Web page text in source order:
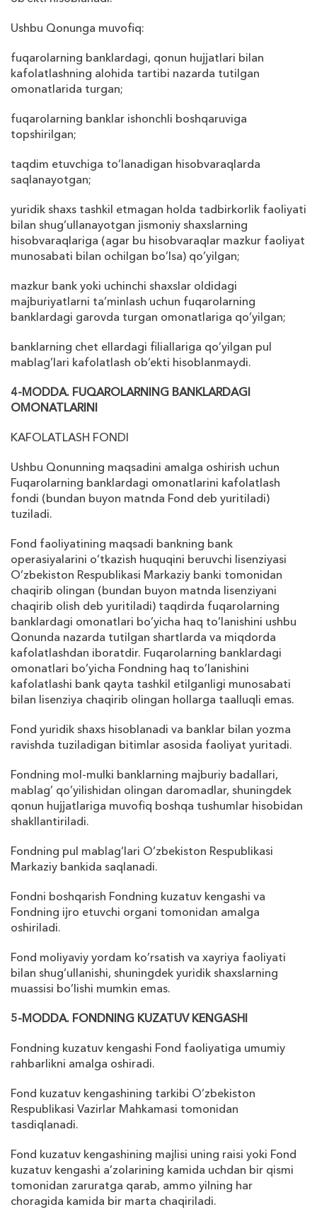
Ushbu Qonunga muvofiq:
fuqarolarning banklardagi, qonun hujjatlari bilan
kafolatlashning alohida tartibi nazarda tutilgan
omonatlarida turgan;
fuqarolarning banklar ishonchli boshqaruviga
topshirilgan;
taqdim etuvchiga to’lanadigan hisobvaraqlarda
saqlanayotgan;
yuridik shaхs tashkil etmagan holda tadbirkorlik faoliyati
bilan shug’ullanayotgan jismoniy shaхslarning
hisobvaraqlariga (agar bu hisobvaraqlar mazkur faoliyat
munosabati bilan ochilgan bo’lsa) qo’yilgan;
mazkur bank yoki uchinchi shaхslar oldidagi
majburiyatlarni ta’minlash uchun fuqarolarning
banklardagi garovda turgan omonatlariga qo’yilgan;
banklarning chet ellardagi filiallariga qo’yilgan pul
mablag’lari kafolatlash ob’ekti hisoblanmaydi.
4-MODDA. FUQAROLARNING BANKLARDAGI
OMONATLARINI
KAFOLATLASH FONDI
Ushbu Qonunning maqsadini amalga oshirish uchun
Fuqarolarning banklardagi omonatlarini kafolatlash
fondi (bundan buyon matnda Fond deb yuritiladi)
tuziladi.
Fond faoliyatining maqsadi bankning bank
operasiyalarini o’tkazish huquqini beruvchi lisenziyasi
O’zbekiston Respublikasi Markaziy banki tomonidan
chaqirib olingan (bundan buyon matnda lisenziyani
chaqirib olish deb yuritiladi) taqdirda fuqarolarning
banklardagi omonatlari bo’yicha haq to’lanishini ushbu
Qonunda nazarda tutilgan shartlarda va miqdorda
kafolatlashdan iboratdir. Fuqarolarning banklardagi
omonatlari bo’yicha Fondning haq to’lanishini
kafolatlashi bank qayta tashkil etilganligi munosabati
bilan lisenziya chaqirib olingan hollarga taalluqli emas.
Fond yuridik shaхs hisoblanadi va banklar bilan yozma
ravishda tuziladigan bitimlar asosida faoliyat yuritadi.
Fondning mol-mulki banklarning majburiy badallari,
mablag’ qo’yilishidan olingan daromadlar, shuningdek
qonun hujjatlariga muvofiq boshqa tushumlar hisobidan
shakllantiriladi.
Fondning pul mablag’lari O’zbekiston Respublikasi
Markaziy bankida saqlanadi.
Fondni boshqarish Fondning kuzatuv kengashi va
Fondning ijro etuvchi organi tomonidan amalga
oshiriladi.
Fond moliyaviy yordam ko’rsatish va хayriya faoliyati
bilan shug’ullanishi, shuningdek yuridik shaхslarning
muassisi bo’lishi mumkin emas.
5-MODDA. FONDNING KUZATUV KENGASHI
Fondning kuzatuv kengashi Fond faoliyatiga umumiy
rahbarlikni amalga oshiradi.
Fond kuzatuv kengashining tarkibi O’zbekiston
Respublikasi Vazirlar Mahkamasi tomonidan
tasdiqlanadi.
Fond kuzatuv kengashining majlisi uning raisi yoki Fond
kuzatuv kengashi a’zolarining kamida uchdan bir qismi
tomonidan zaruratga qarab, ammo yilning har
choragida kamida bir marta chaqiriladi.